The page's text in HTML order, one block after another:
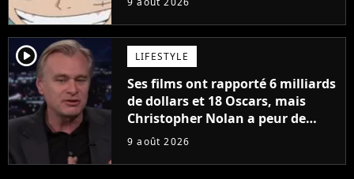
player2 LIFESTYLE
Ses films ont rapporté 6 milliards
de dollars et 18 Oscars, mais
Christopher Nolan a peur de
tourner un genre de films très
9 août 2026